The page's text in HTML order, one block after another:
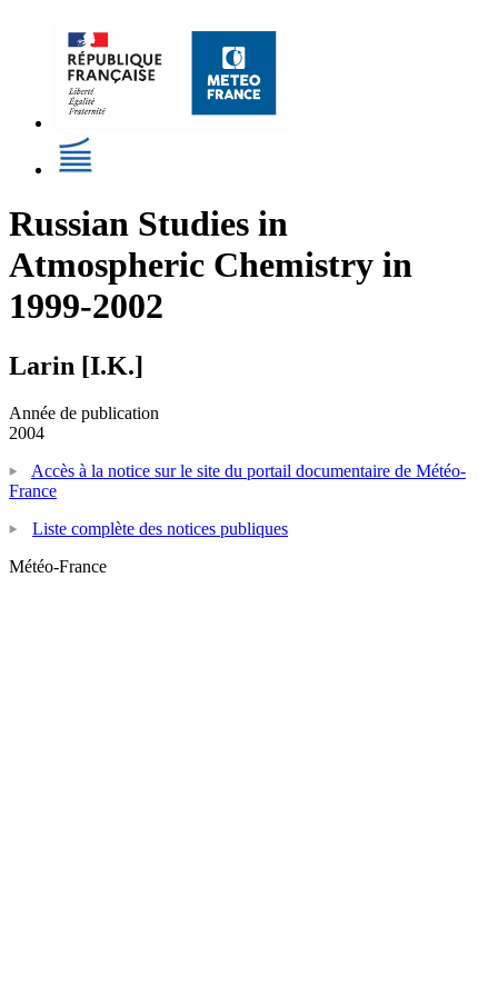
Russian Studies in
Atmospheric Chemistry in
1999-2002
Larin [I.K.]
Année de publication
2004
Accès à la notice sur le site du portail documentaire de Météo-
France
Liste complète des notices publiques
Météo-France